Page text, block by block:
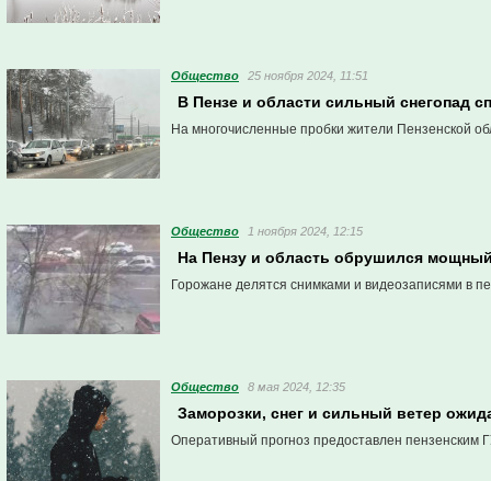
Общество 25 ноября 2024, 11:51
В Пензе и области сильный снегопад
На многочисленные пробки жители Пензенской
Общество 1 ноября 2024, 12:15
На Пензу и область обрушился
Горожане делятся снимками и видеозаписями в
Общество 8 мая 2024, 12:35
Заморозки, снег и сильный ветер
Оперативный прогноз предоставлен пензенским